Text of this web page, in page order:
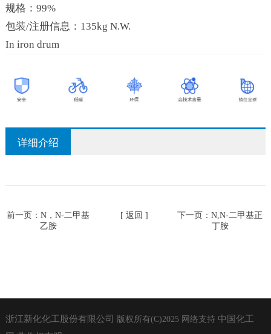
规格：99%
包装/注册信息：135kg N.W.
In iron drum
详细介绍
前一页：N，N-二甲基
乙胺
[ 返回 ] 下一页：N,N-二甲基正
丁胺
浙江新化化工股份有限公司 版权所有(C)2025网络支持 中国化工